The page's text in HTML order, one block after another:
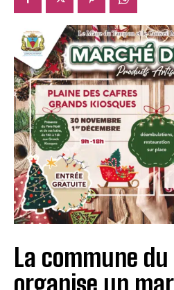
La commune